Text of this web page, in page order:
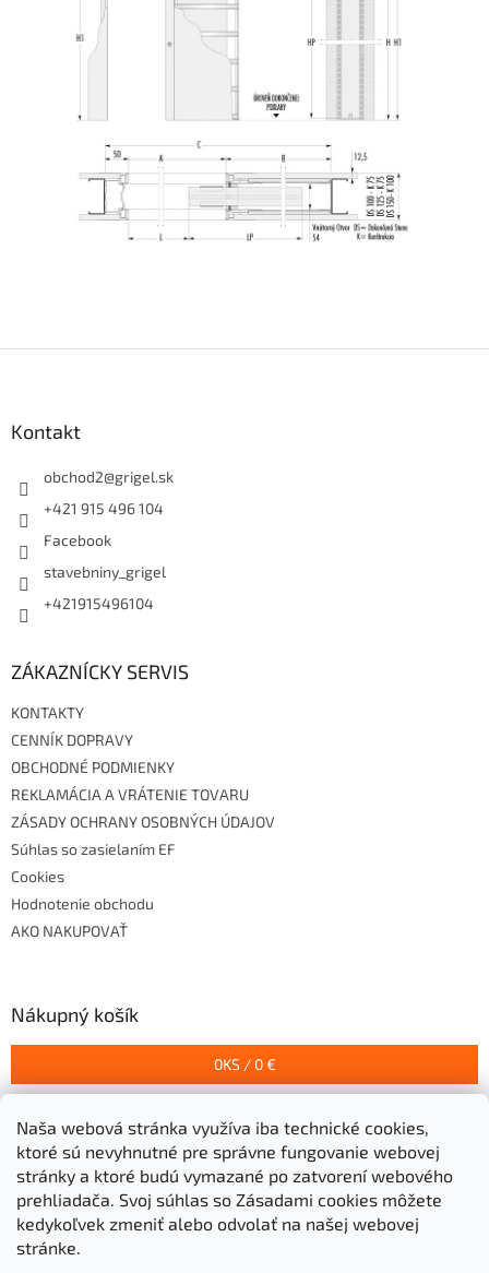
Naša webová stránka využíva iba technické cookies,
ktoré sú nevyhnutné pre správne fungovanie webovej
stránky a ktoré budú vymazané po zatvorení webového
prehliadača. Svoj súhlas so Zásadami cookies môžete
kedykoľvek zmeniť alebo odvolať na našej webovej
stránke.
Kontakt
obchod2@grigel.sk
+421 915 496 104
Facebook
stavebniny_grigel
+421915496104
ZÁKAZNÍCKY SERVIS
KONTAKTY
CENNÍK DOPRAVY
OBCHODNÉ PODMIENKY
REKLAMÁCIA A VRÁTENIE TOVARU
ZÁSADY OCHRANY OSOBNÝCH ÚDAJOV
Súhlas so zasielaním EF
Cookies
Hodnotenie obchodu
AKO NAKUPOVAŤ
Nákupný košík
0KS / 0 €
Prijímame online platby